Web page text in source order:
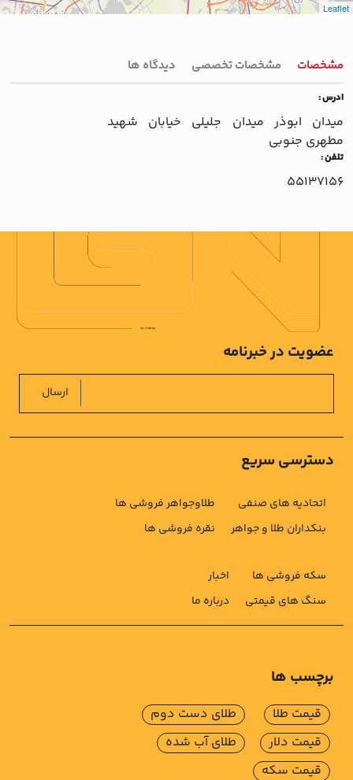
Leaflet
مشخصات مشخصات تخصصی دیدگاه ها
ادرس :
ميدان ابوذر ميدان جليلي خيابان شهيد
مطهري جنوبي
تلفن :
55137156
دسترسی سریع
اتحادیه های صنفی
بنکداران طلا و جواهر
طلاوجواهر فروشی ها
نقره فروشی ها
سکه فروشی ها
سنگ های قیمتی
اخبار
درباره ما
عضویت در خبرنامه
ارسال
برچسب ها
قیمت طلا
قیمت دلار
قیمت سکه
طلای دست دوم
طلای آب شده